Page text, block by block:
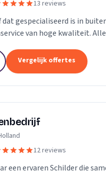
13 reviews
gespecialiseerd is in
van hoge kwaliteit.
Vergelijk offertes
12 reviews
een ervaren Schilder die